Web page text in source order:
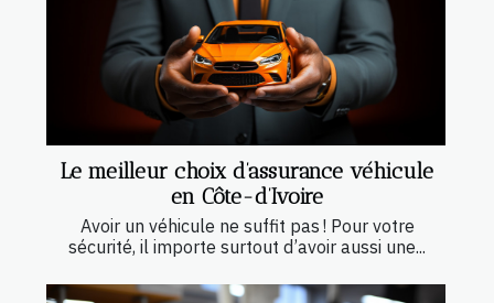
Le meilleur choix d’assurance véhicule
en Côte-d’Ivoire
Avoir un véhicule ne suffit pas ! Pour votre
sécurité, il importe surtout d’avoir aussi une...